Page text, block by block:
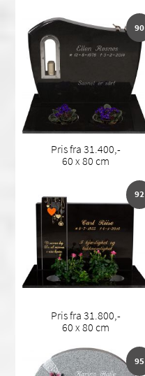
90
Pris fra 31.400,-
60 x 80 cm
92
Pris fra 31.800,-
60 x 80 cm
95